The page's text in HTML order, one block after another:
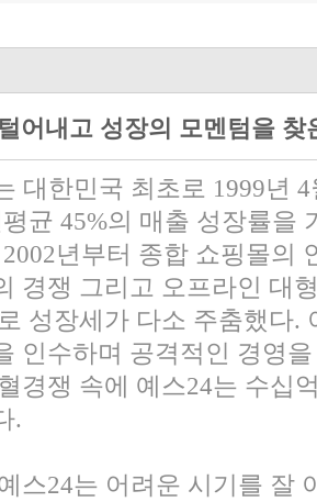
어내고 성장의 모멘텀을 찾
대한민국 최초로 1999년 4
균 45%의 매출 성장률을
년부터 종합 쇼핑몰의
경쟁 그리고 오프라인 대
성장세가 다소 주춤했다.
인수하며 공격적인 경영
경쟁 속에 예스24는 수십
.
스24는 어려운 시기를 잘